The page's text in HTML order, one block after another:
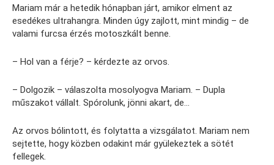
Mariam már a hetedik hónapban járt, amikor elment az
esedékes ultrahangra. Minden úgy zajlott, mint mindig – de
valami furcsa érzés motoszkált benne.
– Hol van a férje? – kérdezte az orvos.
– Dolgozik – válaszolta mosolyogva Mariam. – Dupla
műszakot vállalt. Spórolunk, jönni akart, de…
Az orvos bólintott, és folytatta a vizsgálatot. Mariam nem
sejtette, hogy közben odakint már gyülekeztek a sötét
fellegek.